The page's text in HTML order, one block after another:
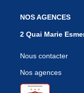
NOS AGENCES
2 Quai Marie
Nous contacter
Nos agences